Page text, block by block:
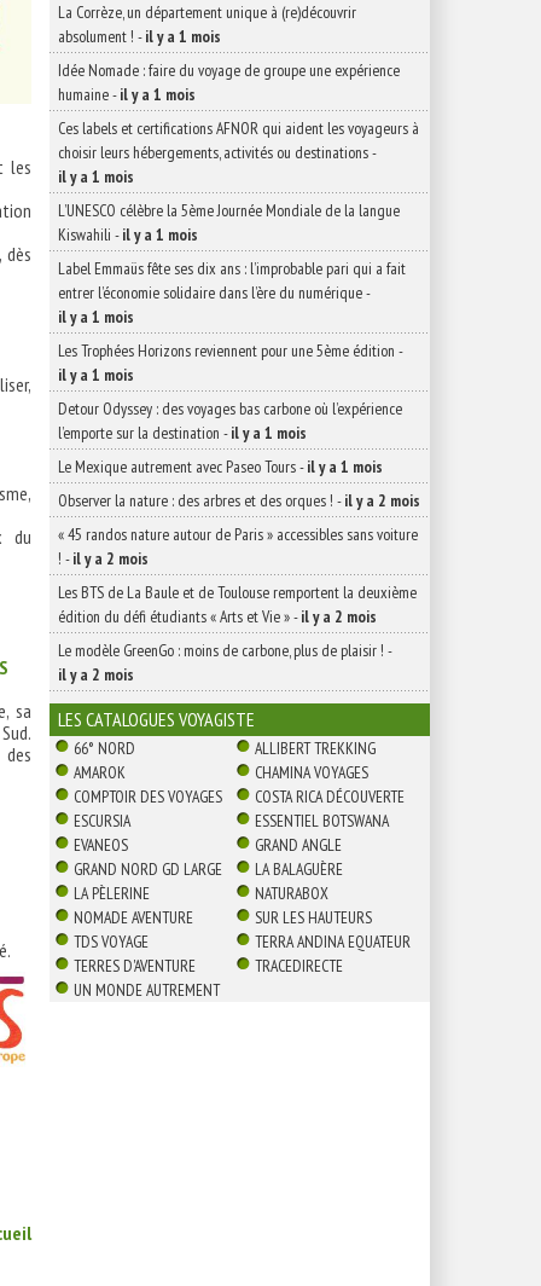
les
du
sa
La Corrèze, un département unique à (re)découvrir
absolument ! -il y a 1 mois
Idée Nomade : faire du voyage de groupe une expérience
humaine-il y a 1 mois
Ces labels et certifications AFNOR qui aident les voyageurs à
choisir leurs hébergements, activités ou destinations-
il y a 1 mois
L’UNESCO célèbre la 5ème Journée Mondiale de la langue
Kiswahili -il y a 1 mois
Label Emmaüs fête ses dix ans : l’improbable pari qui a fait
entrer l’économie solidaire dans l’ère du numérique-
il y a 1 mois
Les Trophées Horizons reviennent pour une 5ème édition -
il y a 1 mois
Detour Odyssey : des voyages bas carbone où l’expérience
l’emporte sur la destination -il y a 1 mois
Le Mexique autrement avec Paseo Tours-il y a 1 mois
Observer la nature : des arbres et des orques ! -il y a 2 mois
« 45 randos nature autour de Paris » accessibles sans voiture
! -il y a 2 mois
Les BTS de La Baule et de Toulouse remportent la deuxième
édition du défi étudiants « Arts et Vie »-il y a 2 mois
Le modèle GreenGo : moins de carbone, plus de plaisir ! -
il y a 2 mois
LES CATALOGUES VOYAGISTE
66° NORD
ALLIBERT TREKKING
AMAROK
CHAMINA VOYAGES
COMPTOIR DES VOYAGES
COSTA RICA DÉCOUVERTE
ESCURSIA
ESSENTIEL BOTSWANA
EVANEOS
GRAND ANGLE
GRAND NORD GD LARGE
LA BALAGUÈRE
LA PÈLERINE
NATURABOX
NOMADE AVENTURE
SUR LES HAUTEURS
TDS VOYAGE
TERRA ANDINA EQUATEUR
TERRES D'AVENTURE
TRACEDIRECTE
UN MONDE AUTREMENT